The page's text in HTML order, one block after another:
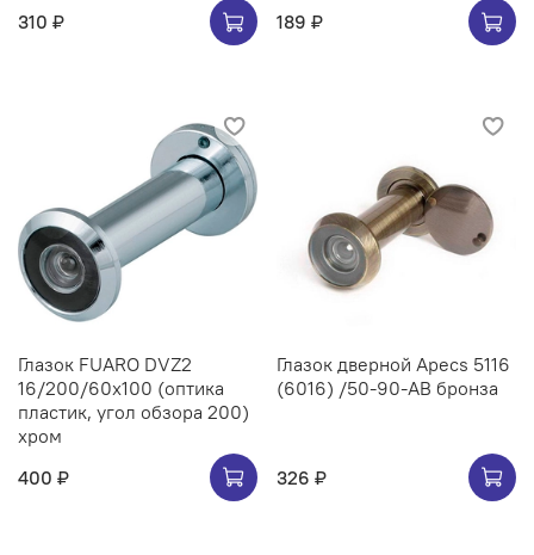
310 ₽ 189 ₽
Глазок FUARO DVZ2
16/200/60x100 (оптика
пластик, угол обзора 200)
хром
400 ₽
Глазок дверной Apecs 5116
(6016) /50-90-AB бронза
326 ₽